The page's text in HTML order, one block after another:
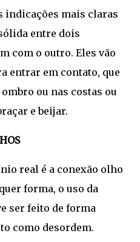
indicações mais claras
entre dois
com o outro. Eles vão
entrar em contato, que
ou nas costas ou
e beijar.
real é a conexão olho
forma, o uso da
ser feito de forma
como desordem.